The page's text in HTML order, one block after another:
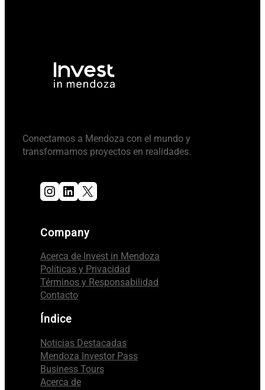
Conectamos a Mendoza con el mundo y
transformamos proyectos en realidades.
Instagram LinkedIn X
Company
Acerca de Invest in Mendoza
Políticas y Privacidad
Términos y Responsabilidad
Contacto
Índice
Noticias Destacadas
Mendoza Investor Pass
Business Tours
Acerca de